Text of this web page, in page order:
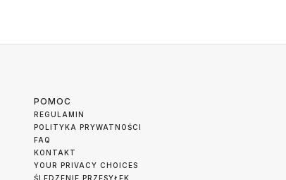
POMOC
REGULAMIN
POLITYKA PRYWATNOŚCI
FAQ
KONTAKT
YOUR PRIVACY CHOICES
ŚLEDZENIE PRZESYŁEK